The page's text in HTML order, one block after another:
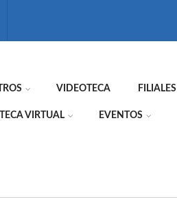
VIDEOTECA FILIALES
VIRTUAL EVENTOS